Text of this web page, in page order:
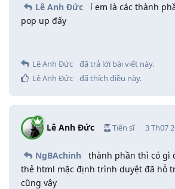
Lê Anh Đức
í em là các thành
pop up đấy
Lê Anh Đức
đã trả lời bài viết này.
Lê Anh Đức
đã thích điều này.
Lê Anh Đức Tiến sĩ 3 Th07
NgBAchinh
thành phần thì có gì
thẻ html mặc định trình duyệt đã hỗ
cũng vậy